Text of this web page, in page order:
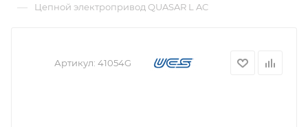
— Цепной электропривод QUASAR L AC
Артикул: 41054G